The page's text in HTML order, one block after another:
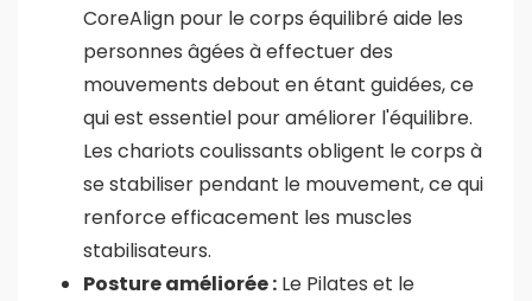
CoreAlign pour le corps équilibré aide les
personnes âgées à effectuer des
mouvements debout en étant guidées, ce
qui est essentiel pour améliorer l'équilibre.
Les chariots coulissants obligent le corps à
se stabiliser pendant le mouvement, ce qui
renforce efficacement les muscles
stabilisateurs.
Posture améliorée : Le Pilates et le